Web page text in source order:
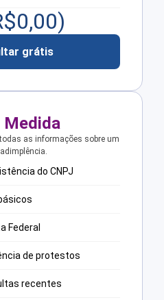
0,00)
grátis
Medida
as informações sobre um
do CNPJ
Federal
de protestos
recentes